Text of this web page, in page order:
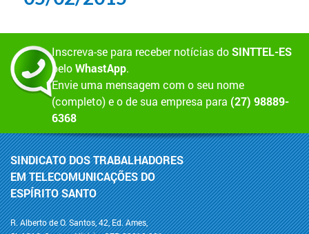
Inscreva-se para receber notícias doSINTTEL-ES
peloWhastApp.
Envie uma mensagem com o seu nome
(completo) e o de sua empresa para (27) 98889-
6368
SINDICATO DOS TRABALHADORES
EM TELECOMUNICAÇÕES DO
ESPÍRITO SANTO
R. Alberto de O. Santos, 42, Ed. Ames,